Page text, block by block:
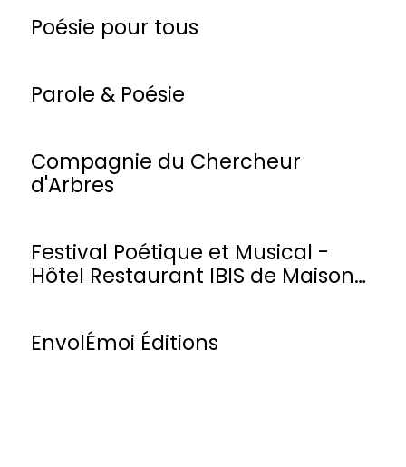
Poésie pour tous
Parole & Poésie
Compagnie du Chercheur
d'Arbres
Festival Poétique et Musical -
Hôtel Restaurant IBIS de Maisons-
EnvolÉmoi Éditions